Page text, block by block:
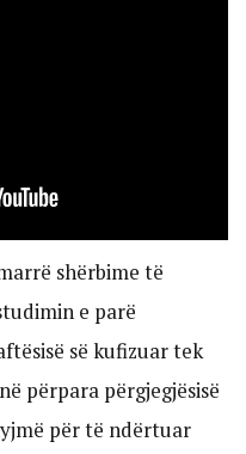
shërbime të
e parë
së kufizuar tek
përpara përgjegjësisë
për të ndërtuar